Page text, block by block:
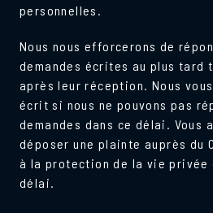
personnelles.
Nous nous efforcerons de
demandes écrites au plus tard
après leur réception. Nous
écrit si nous ne pouvons pas
demandes dans ce délai. Vous
déposer une plainte auprès du
à la protection de la vie privée
délai.